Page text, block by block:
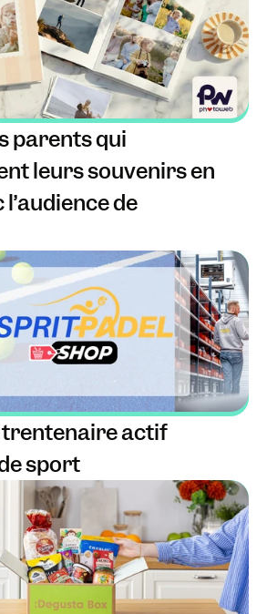
parents qui
leurs souvenirs en
de
trentenaire actif
sport